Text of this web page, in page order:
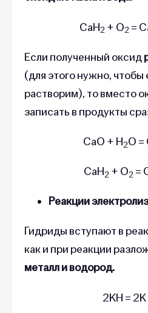
CaH2 + O2 =
Если полученный оксид
(для этого нужно, чтобы
растворим), то вместо
записать в продукты
CaO + H2O =
CaH2 + O2 =
Реакции
Гидриды вступают в
как и при реакции
металл и водород.
2KH = 2K